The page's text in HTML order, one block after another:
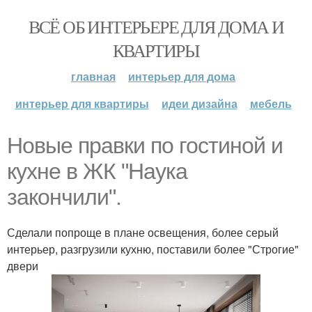
ВСЁ ОБ ИНТЕРЬЕРЕ ДЛЯ ДОМА И
КВАРТИРЫ
главная
интерьер для дома
интерьер для квартиры
идеи дизайна мебель
Новые правки по гостиной и
кухне в ЖК "Наука
закончили".
Сделали попроще в плане освещения, более серый
интерьер, разгрузили кухню, поставили более "Строгие"
двери